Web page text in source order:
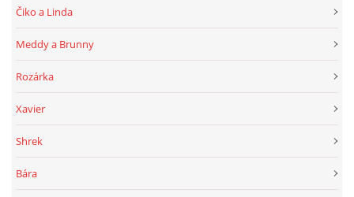
Čiko a Linda
Meddy a Brunny
Rozárka
Xavier
Shrek
Bára